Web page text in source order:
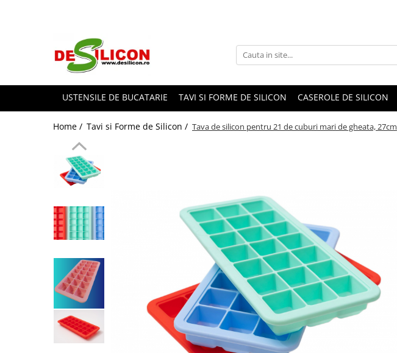
USTENSILE DE BUCATARIE TAVI SI FORME DE SILICON CASEROLE DE SILICON
Home / Tavi si Forme de Silicon / Tava de silicon pentru 21 de cuburi mari de gheata, 27cm